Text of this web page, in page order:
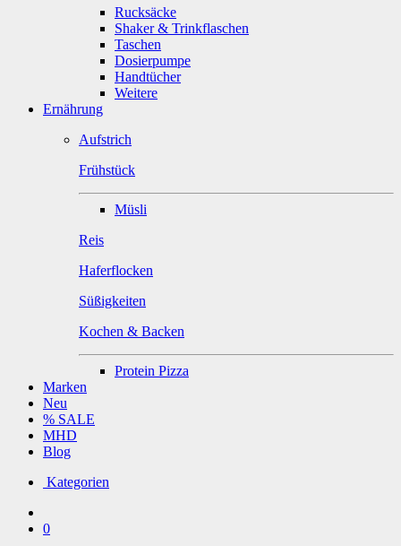
Rucksäcke
Shaker & Trinkflaschen
Taschen
Dosierpumpe
Handtücher
Weitere
Ernährung
Aufstrich
Frühstück
Müsli
Reis
Haferflocken
Süßigkeiten
Kochen & Backen
Protein Pizza
Marken
Neu
% SALE
MHD
Blog
Kategorien
0